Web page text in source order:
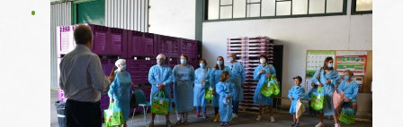
•